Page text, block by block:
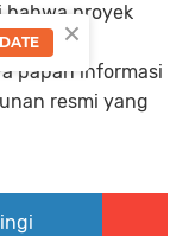
bahwa proyek
berjalan
papan informasi
resmi yang
×